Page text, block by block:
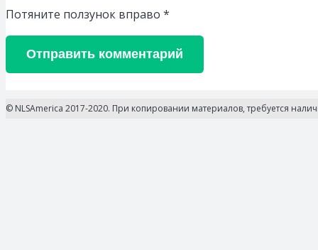
Потяните ползунок вправо *
Отправить комментарий
© NLSAmerica 2017-2020. При копировании материалов, требуется